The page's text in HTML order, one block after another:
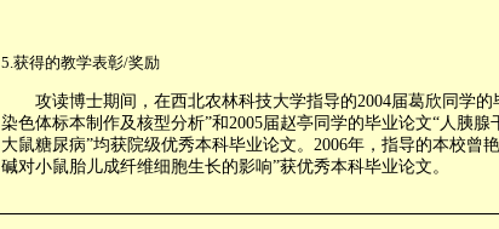
5.获得的教学表彰/奖励
攻读博士期间，在西北农林科技大学指导的2004届葛欣同学的
染色体标本制作及核型分析”和 2005届赵亭同学的毕业论文“人胰腺
大鼠糖尿病”均获院级优秀本科毕业论文。 2006年，指导的本校曾
碱对小鼠胎儿成纤维细胞生长的影响”获优秀本科毕业论文。